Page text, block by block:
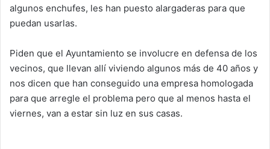
algunos enchufes, les han puesto alargaderas para que
puedan usarlas.
Piden que el Ayuntamiento se involucre en defensa de los
vecinos, que llevan allí viviendo algunos más de 40 años y
nos dicen que han conseguido una empresa homologada
para que arregle el problema pero que al menos hasta el
viernes, van a estar sin luz en sus casas.